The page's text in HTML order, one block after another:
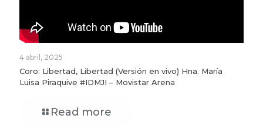
4 abril, 2025
Coro: Libertad, Libertad (Versión en vivo) Hna. María
Luisa Piraquive #IDMJI – Movistar Arena
Read more